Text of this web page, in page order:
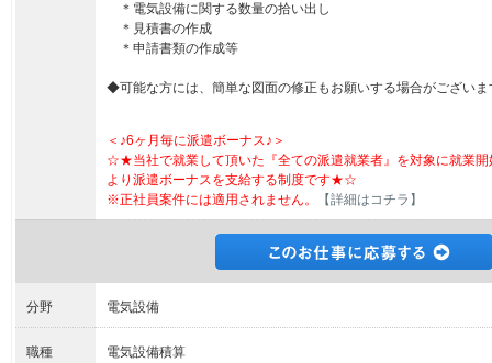
＊電気設備に関する数量の拾い出し
＊見積書の作成
＊申請書類の作成等
◆可能な方には、簡単な図面の修正もお願いする場合がございま
＜♪6ヶ月毎に派遣ボーナス♪＞
☆★当社で就業して頂いた『全ての派遣就業者』を対象に就業開
より派遣ボーナスを支給する制度です★☆
※正社員案件には適用されません。
【詳細はコチラ】
分野 電気設備
職種 電気設備積算